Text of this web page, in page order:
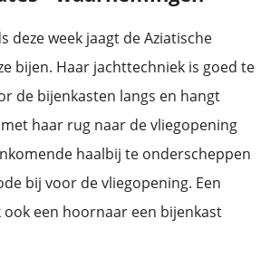
deze week jaagt de Aziatische
bijen. Haar jachttechniek is goed te
de bijenkasten langs en hangt
haar rug naar de vliegopening
haalbij te onderscheppen
bij voor de vliegopening. Een
ook een hoornaar een bijenkast